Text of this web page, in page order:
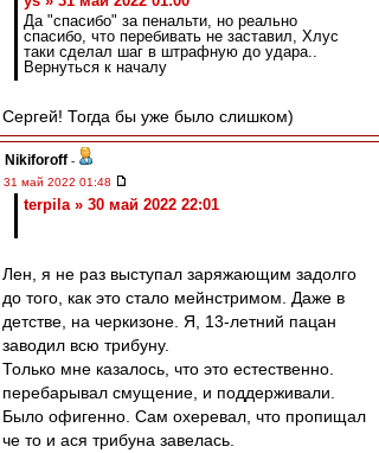
Да "спасибо" за пенальти, но реально
спасибо, что перебивать не заставил, Хлус
таки сделал шаг в штрафную до удара..
Вернуться к началу
Сергей! Тогда бы уже было слишком)
Nikiforoff -
31 май 2022 01:48
terpila » 30 май 2022 22:01
Лен, я не раз выступал заряжающим задолго
до того, как это стало мейнстримом. Даже в
детстве, на черкизоне. Я, 13-летний пацан
заводил всю трибуну.
Только мне казалось, что это естественно.
перебарывал смущение, и поддерживали.
Было офигенно. Сам охеревал, что пропищал
че то и ася трибуна завелась.